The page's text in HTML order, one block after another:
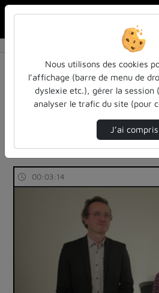
Colloque Science ouverte'
Colloque Science
Statistiques de vues Vidéo
10 vidéos trouvées
00:03:14
Nous utilisons des cookies
l’affichage (barre de menu de
dyslexie etc.), gérer la session
analyser le trafic du site (pour
J’ai compris